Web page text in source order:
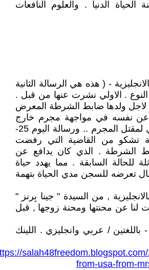
الحياة الدنيا . والعلوم النافعات
- ( هذه هي الرسالة الثانية
. الاولي نشرت عنها من قبل .
ولدها ضابط الشرطة المعرض
عن نفسه في مواجهة مجرم خارج
علي القانون مما أدي لمقتل المجرم .. ورسالة اليوم 25-
زوجة تشكو من القاضية التي رفضت
الشرطة . الذي كان يدافع عن
للحالة السابقة . مما يهدد حياة
تعرضه للسجن مدي الحياة بتهمة
, من السيدة " جينا بِرنز "
لنا عن محنتها ومحنة زوجها , قبل
/ عربي وانجليزي . اللينك
from-usa-from-